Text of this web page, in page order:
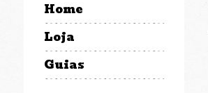
Home
Loja
Guias